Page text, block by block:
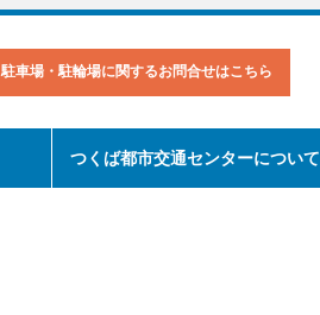
駐車場・駐輪場に関するお問合せはこちら
つくば都市交通センターについて